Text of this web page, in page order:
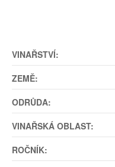
VINAŘSTVÍ:
ZEMĚ:
ODRŮDA:
VINAŘSKÁ OBLAST:
ROČNÍK: